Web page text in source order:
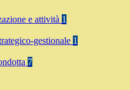
e attività 1
gestionale 1
7